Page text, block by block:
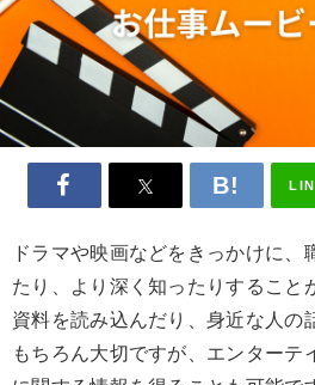
ドラマや映画などをきっかけに、
たり、より深く知ったりすること
資料を読み込んだり、身近な人の
もちろん大切ですが、エンターテ